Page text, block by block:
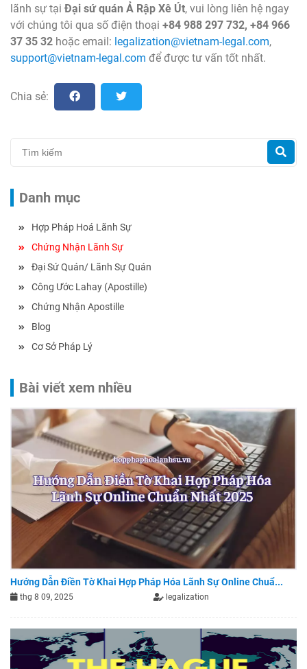
lãnh sự tại Đại sứ quán Ả Rập Xê Út, vui lòng liên hệ ngay
với chúng tôi qua số điện thoại +84 988 297 732, +84 966
37 35 32 hoặc email: legalization@vietnam-legal.com,
support@vietnam-legal.com để được tư vấn tốt nhất.
Chia sẻ:
Danh mục
Hợp Pháp Hoá Lãnh Sự
Chứng Nhận Lãnh Sự
Đại Sứ Quán/ Lãnh Sự Quán
Công Ước Lahay (Apostille)
Chứng Nhận Apostille
Blog
Cơ Sở Pháp Lý
Bài viết xem nhiều
Hướng Dẫn Điền Tờ Khai Hợp Pháp Hóa Lãnh Sự Online Chuẩ...
thg 8 09, 2025 legalization